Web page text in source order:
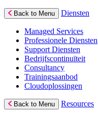
Back to Menu Diensten
Managed Services
Professionele Diensten
Support Diensten
Bedrijfscontinuïteit
Consultancy
Trainingsaanbod
Cloudoplossingen
Back to Menu Resources